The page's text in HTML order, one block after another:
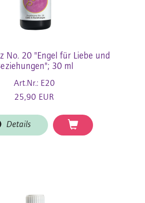
No. 20 "Engel für Liebe und
30 ml
Art.Nr.: E20
25,90 EUR
Details